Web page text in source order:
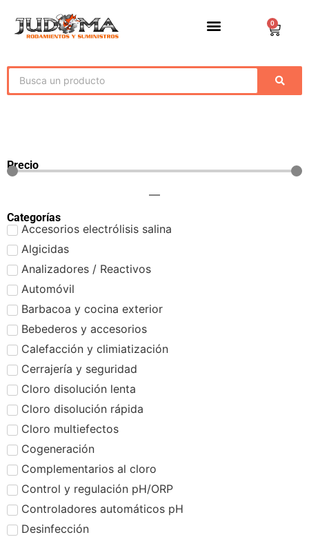
0
Precio
—
Categorías
Accesorios electrólisis salina
Algicidas
Analizadores / Reactivos
Automóvil
Barbacoa y cocina exterior
Bebederos y accesorios
Calefacción y climiatización
Cerrajería y seguridad
Cloro disolución lenta
Cloro disolución rápida
Cloro multiefectos
Cogeneración
Complementarios al cloro
Control y regulación pH/ORP
Controladores automáticos pH
Desinfección